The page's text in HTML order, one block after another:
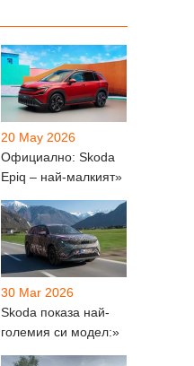
20 May 2026
Официално: Skoda
Epiq – най-малкият»
30 Mar 2026
Skoda показа най-
големия си модел:»